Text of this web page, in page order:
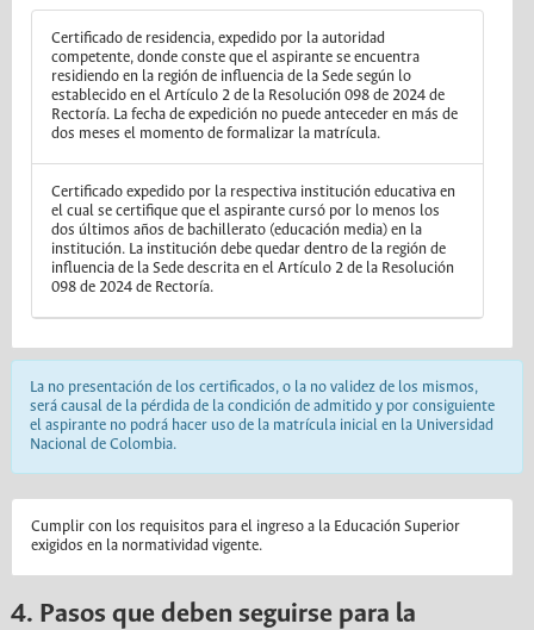
Certificado de residencia, expedido por la autoridad
competente, donde conste que el aspirante se encuentra
residiendo en la región de influencia de la Sede según lo
establecido en el Artículo 2 de la Resolución 098 de 2024 de
Rectoría. La fecha de expedición no puede anteceder en más de
dos meses el momento de formalizar la matrícula.
Certificado expedido por la respectiva institución educativa en
el cual se certifique que el aspirante cursó por lo menos los
dos últimos años de bachillerato (educación media) en la
institución. La institución debe quedar dentro de la región de
influencia de la Sede descrita en el Artículo 2 de la Resolución
098 de 2024 de Rectoría.
La no presentación de los certificados, o la no validez de los mismos,
será causal de la pérdida de la condición de admitido y por consiguiente
el aspirante no podrá hacer uso de la matrícula inicial en la Universidad
Nacional de Colombia.
Cumplir con los requisitos para el ingreso a la Educación Superior
exigidos en la normatividad vigente.
4. Pasos que deben seguirse para la